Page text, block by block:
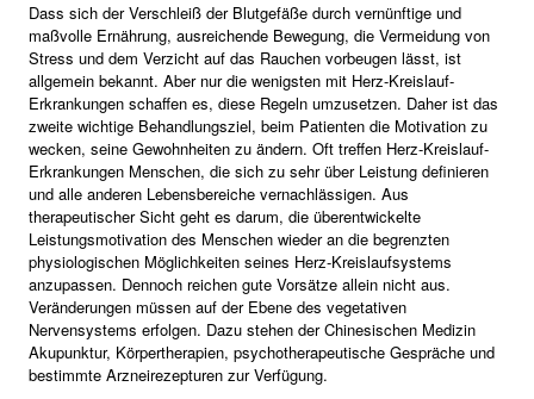
Dass sich der Verschleiß der Blutgefäße durch vernünftige und
maßvolle Ernährung, ausreichende Bewegung, die Vermeidung von
Stress und dem Verzicht auf das Rauchen vorbeugen lässt, ist
allgemein bekannt. Aber nur die wenigsten mit Herz-Kreislauf-
Erkrankungen schaffen es, diese Regeln umzusetzen. Daher ist das
zweite wichtige Behandlungsziel, beim Patienten die Motivation zu
wecken, seine Gewohnheiten zu ändern. Oft treffen Herz-Kreislauf-
Erkrankungen Menschen, die sich zu sehr über Leistung definieren
und alle anderen Lebensbereiche vernachlässigen. Aus
therapeutischer Sicht geht es darum, die überentwickelte
Leistungsmotivation des Menschen wieder an die begrenzten
physiologischen Möglichkeiten seines Herz-Kreislaufsystems
anzupassen. Dennoch reichen gute Vorsätze allein nicht aus.
Veränderungen müssen auf der Ebene des vegetativen
Nervensystems erfolgen. Dazu stehen der Chinesischen Medizin
Akupunktur, Körpertherapien, psychotherapeutische Gespräche und
bestimmte Arzneirezepturen zur Verfügung.